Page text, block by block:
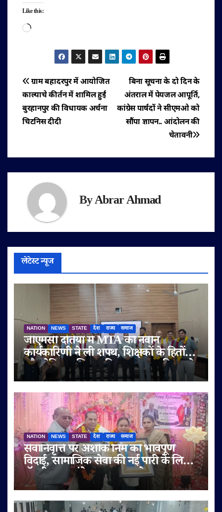
Like this:
Loading…
पोस्ट
नेविगेशन
बिना सूचना के दो दिन के
अंतराल में पेयजल आपूर्ति,
कांग्रेस पार्षदों ने सीएमओ को
सौंपा ज्ञापन.. आंदोलन की
चेतावनी
ग्राम बहादरपुर में आयोजित
काल्याचे कीर्तन में शामिल हुईं
बुरहानपुर की विधायक अर्चना
चिटनिस दीदी
ByAbrar Ahmad
लेटेस्ट न्यूज
NATION NEWS STATE देश राज्य समाज
जीएमसी दतिया में MTA की नवीन
कार्यकारिणी ने ली शपथ, शिक्षकों के हितों
और मेडिकल शिक्षा की गुणवत्ता पर दिया जोर
NATION NEWS STATE देश राज्य समाज
सेवानिवृत्ति पर अशोक निम को भावपूर्ण
विदाई, सामाजिक सेवा की नई पारी के लिए
डॉ. बी.आर. अंबेडकर सम्मान से नवाजा